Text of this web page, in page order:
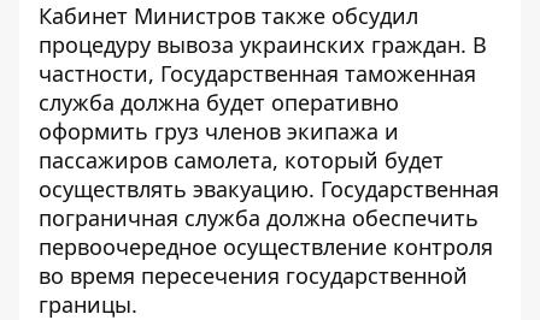
Кабинет Министров также обсудил
процедуру вывоза украинских граждан. В
частности, Государственная таможенная
служба должна будет оперативно
оформить груз членов экипажа и
пассажиров самолета, который будет
осуществлять эвакуацию. Государственная
пограничная служба должна обеспечить
первоочередное осуществление контроля
во время пересечения государственной
границы.